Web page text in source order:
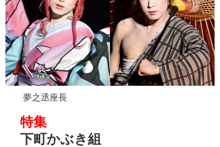
夢之丞座長
特集
下町かぶき組